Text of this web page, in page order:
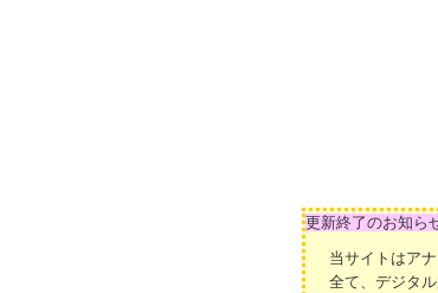
更新終了のお知ら
当サイトはア
全て、デジタ